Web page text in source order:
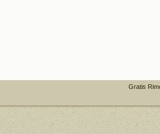
Gratis